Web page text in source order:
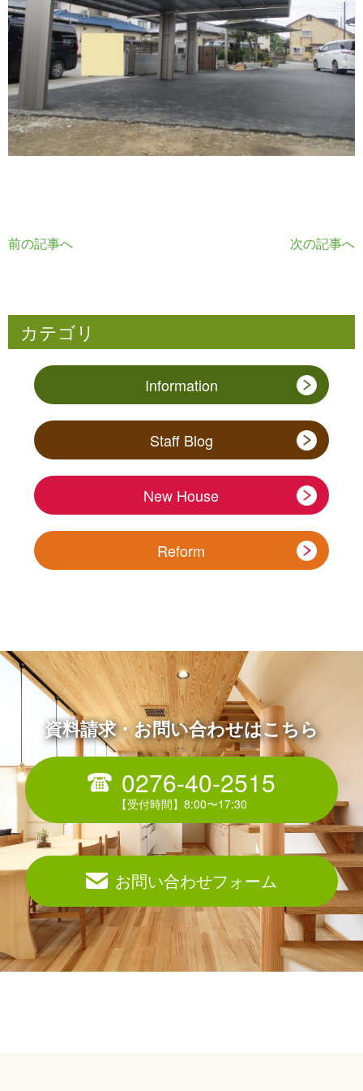
前の記事へ 次の記事へ
カテゴリ
Information
Staff Blog
New House
Reform
資料請求・お問い合わせはこちら
0276-40-2515
お問い合わせフォーム